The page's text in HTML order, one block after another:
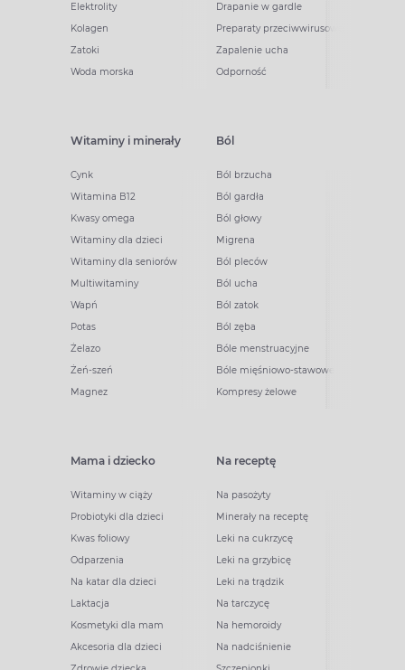
Elektrolity
Kolagen
Zatoki
Woda morska
Drapanie w gardle
Preparaty przeciwwirusowe
Zapalenie ucha
Odporność
Witaminy i minerały
Cynk
Witamina B12
Kwasy omega
Witaminy dla dzieci
Witaminy dla seniorów
Multiwitaminy
Wapń
Potas
Żelazo
Żeń-szeń
Magnez
Ból
Ból brzucha
Ból gardła
Ból głowy
Migrena
Ból pleców
Ból ucha
Ból zatok
Ból zęba
Bóle menstruacyjne
Bóle mięśniowo-stawowe
Kompresy żelowe
Mama i dziecko
Witaminy w ciąży
Probiotyki dla dzieci
Kwas foliowy
Odparzenia
Na katar dla dzieci
Laktacja
Kosmetyki dla mam
Akcesoria dla dzieci
Na receptę
Na pasożyty
Minerały na receptę
Leki na cukrzycę
Leki na grzybicę
Leki na trądzik
Na tarczycę
Na hemoroidy
Na nadciśnienie